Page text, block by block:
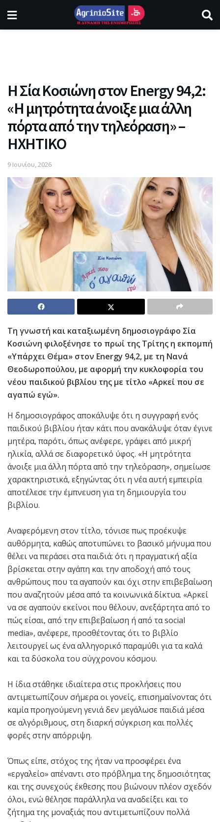
Η Σία Κοσιώνη στον Energy 94,2:
«Η μητρότητα άνοιξε μια άλλη
πόρτα από την τηλεόραση» –
ΗΧΗΤΙΚΟ
9 Ιουνίου, 2026
Τη γνωστή και καταξιωμένη δημοσιογράφο Σία
Κοσιώνη φιλοξένησε το πρωί της Τρίτης η εκπομπή
«Υπάρχει Θέμα» στον Energy 94,2, με τη Νανά
Θεοδωροπούλου, με αφορμή την κυκλοφορία του
νέου παιδικού βιβλίου της με τίτλο «Αρκεί που σε
αγαπώ εγώ».
Η δημοσιογράφος αποκάλυψε ότι η συγγραφή ενός
παιδικού βιβλίου ήταν κάτι που ανακάλυψε όταν έγινε
μητέρα, παρότι, όπως ανέφερε, γράφει από μικρή
ηλικία, αλλά σε διαφορετικό ύφος. «Η μητρότητα
άνοιξε μια άλλη πόρτα από την τηλεόραση», σημείωσε
χαρακτηριστικά, εξηγώντας ότι η νέα αυτή εμπειρία
αποτέλεσε την έμπνευση για τη δημιουργία του
βιβλίου.
Αναφερόμενη στον τίτλο, τόνισε πως προέκυψε
αυθόρμητα, καθώς αποτυπώνει το βασικό μήνυμα που
θέλει να περάσει στα παιδιά: ότι η πραγματική αξία
βρίσκεται στην αγάπη και την αποδοχή από τους
ανθρώπους που τα αγαπούν και όχι στην επιβεβαίωση
που αναζητούν μέσα από τα κοινωνικά δίκτυα. «Αρκεί
να σε αγαπούν εκείνοι που θέλουν, ανεξάρτητα από το
πώς είσαι, από την επιβεβαίωση ή από τα social
media», ανέφερε, προσθέτοντας ότι το βιβλίο
λειτουργεί ως ένα αλληγορικό παραμύθι για τα καλά
και τα δύσκολα του σύγχρονου κόσμου.
Η ίδια στάθηκε ιδιαίτερα στις προκλήσεις που
αντιμετωπίζουν σήμερα οι γονείς, επισημαίνοντας ότι
καμία προηγούμενη γενιά δεν μεγάλωσε παιδιά μέσα
σε αλγόριθμους, στη διαρκή σύγκριση και πολλές
φορές στην απόρριψη.
Όπως είπε, στόχος της ήταν να προσφέρει ένα
«εργαλείο» απέναντι στο πρόβλημα της δημοσιότητας
και της συνεχούς έκθεσης που βιώνουν πλέον σχεδόν
όλοι, ενώ θέλησε παράλληλα να αναδείξει και το
ζήτημα της μοναξιάς που αντιμετωπίζουν πολλά